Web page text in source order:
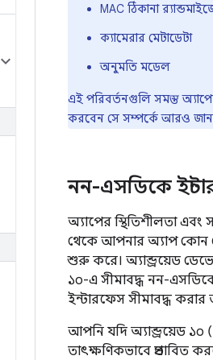
MAC ঠিকানা
ক্যামেরার মেটাডেটা
অনুমতি মডেল
এই পরিবর্তনগুলি সমস্ত
করবেন সে সম্পর্কে আরও
নন-এসডিকে
অ্যাপের স্থিতিশীলতা এবং
থেকে আপনার অ্যাপ
শুরু করে। অ্যান্ড্রয়েড
১০-এ সীমাবদ্ধ নন-
ইন্টারফেস সীমাবদ্ধ
আপনি যদি অ্যান্ড্রয়েড
তাৎক্ষণিকভাবে প্রভাবিত